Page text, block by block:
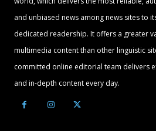
and unbiased news among news sites to
dedicated readership. It offers a greater
multimedia content than other linguistic
committed online editorial team delivers
and in-depth content every day.